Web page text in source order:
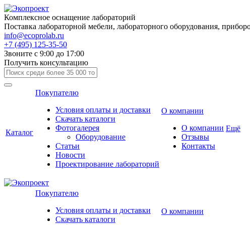
Комплексное оснащение лабораторий
Поставка лабораторной мебели, лабораторного оборудования,
info@ecoprolab.ru
+7 (495) 125-35-50
Звоните с 9:00 до 17:00
Получить консультацию
Каталог
Покупателю
Условия оплаты и доставки
Скачать каталоги
Фотогалерея
Оборудование
Статьи
Новости
Проектирование лабораторий
О компании
О компании
Отзывы
Контакты
Ещё
Покупателю
Условия оплаты и доставки
Скачать каталоги
О компании